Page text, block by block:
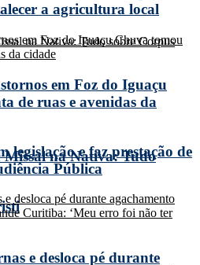
Missal na Nativa: Tudo
a agricultura local
em Foz do Iguaçu
de ruas e avenidas da
legislação e faz prestação de
Pública
e desloca pé durante